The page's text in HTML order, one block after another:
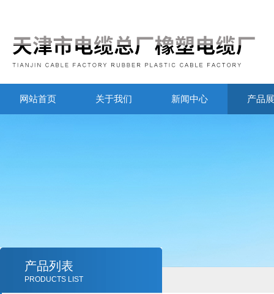
网站首页 关于我们 新闻中心 产品
产品列表
PRODUCTS LIST